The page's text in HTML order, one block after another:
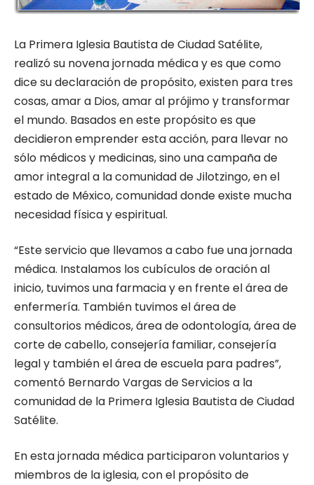
La Primera Iglesia Bautista de Ciudad Satélite,
realizó su novena jornada médica y es que como
dice su declaración de propósito, existen para tres
cosas, amar a Dios, amar al prójimo y transformar
el mundo. Basados en este propósito es que
decidieron emprender esta acción, para llevar no
sólo médicos y medicinas, sino una campaña de
amor integral a la comunidad de Jilotzingo, en el
estado de México, comunidad donde existe mucha
necesidad física y espiritual.
“Este servicio que llevamos a cabo fue una jornada
médica. Instalamos los cubículos de oración al
inicio, tuvimos una farmacia y en frente el área de
enfermería. También tuvimos el área de
consultorios médicos, área de odontología, área de
corte de cabello, consejería familiar, consejería
legal y también el área de escuela para padres”,
comentó Bernardo Vargas de Servicios a la
comunidad de la Primera Iglesia Bautista de Ciudad
Satélite.
En esta jornada médica participaron voluntarios y
miembros de la iglesia, con el propósito de